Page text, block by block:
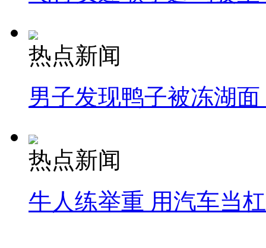
热点新闻
男子发现鸭子被冻湖
热点新闻
牛人练举重 用汽车当